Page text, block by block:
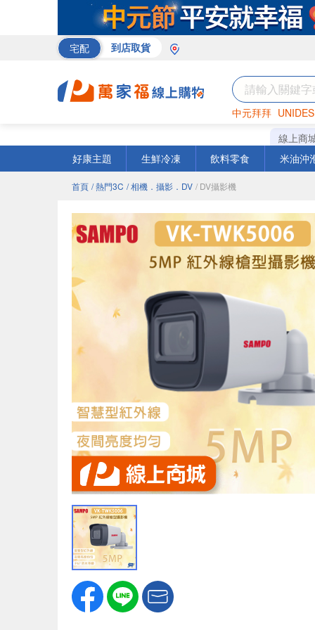
宅配 到店取貨
中元拜拜
巧克力 衛生紙
線上商
好康主題
生鮮冷凍 飲料零食 米油沖
首頁 / 熱門3C / 相機．攝影．DV / DV攝影機